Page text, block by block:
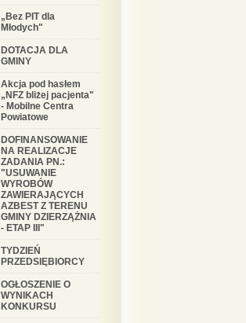
„Bez PIT dla
Młodych"
DOTACJA DLA
GMINY
Akcja pod hasłem
„NFZ bliżej pacjenta"
- Mobilne Centra
Powiatowe
DOFINANSOWANIE
NA REALIZACJE
ZADANIA PN.:
"USUWANIE
WYROBÓW
ZAWIERAJĄCYCH
AZBEST Z TERENU
GMINY DZIERZĄŻNIA
- ETAP III"
TYDZIEŃ
PRZEDSIĘBIORCY
OGŁOSZENIE O
WYNIKACH
KONKURSU